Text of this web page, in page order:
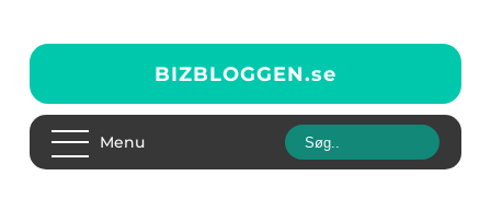
BIZBLOGGEN.se
Menu